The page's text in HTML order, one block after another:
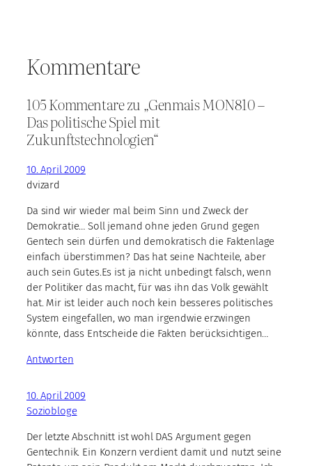
Kommentare
105 Kommentare zu „Genmais MON810 –
Das politische Spiel mit
Zukunftstechnologien“
10. April 2009
dvizard
Da sind wir wieder mal beim Sinn und Zweck der
Demokratie… Soll jemand ohne jeden Grund gegen
Gentech sein dürfen und demokratisch die Faktenlage
einfach überstimmen? Das hat seine Nachteile, aber
auch sein Gutes.Es ist ja nicht unbedingt falsch, wenn
der Politiker das macht, für was ihn das Volk gewählt
hat. Mir ist leider auch noch kein besseres politisches
System eingefallen, wo man irgendwie erzwingen
könnte, dass Entscheide die Fakten berücksichtigen…
Antworten
10. April 2009
Soziobloge
Der letzte Abschnitt ist wohl DAS Argument gegen
Gentechnik. Ein Konzern verdient damit und nutzt seine